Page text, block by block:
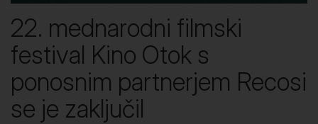
22. mednarodni filmski
festival Kino Otok s
ponosnim partnerjem Recosi
se je zaključil